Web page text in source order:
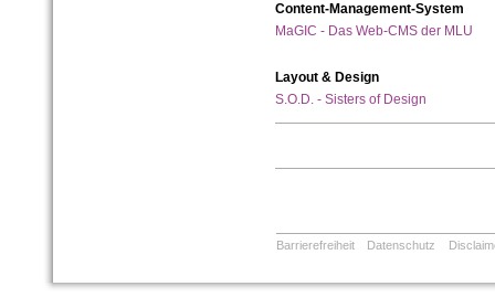
Content-Management-System
MaGIC - Das Web-CMS der MLU
Layout & Design
S.O.D. - Sisters of Design
Barrierefreiheit Datenschutz